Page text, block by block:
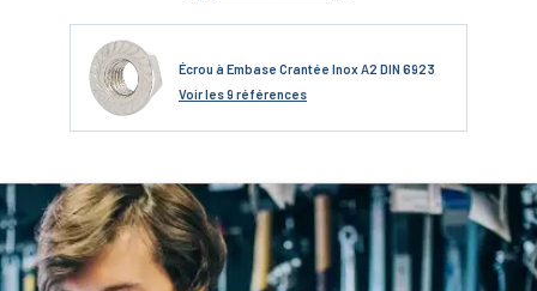
Écrou à Embase Crantée Inox A2 DIN 6923
Voirles 9 références